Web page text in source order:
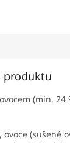
produktu
(min. 24
ovoce (sušené